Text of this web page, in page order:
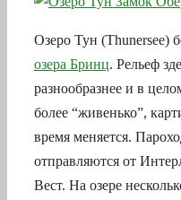
Озеро Тун (Thunersee)
озера Бринц. Рельеф
разнообразнее и в
более “живенько”,
время меняется.
отправляются от
Вест. На озере